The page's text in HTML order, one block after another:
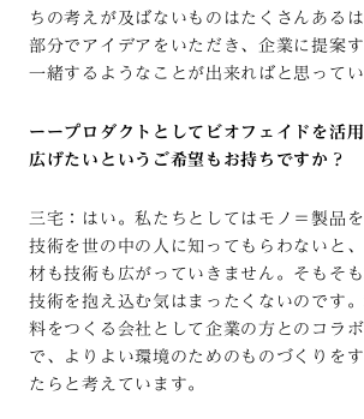
ちの考えが及ばないものはたくさんある
部分でアイデアをいただき、企業に提案
一緒するようなことが出来ればと思ってい
ーープロダクトとしてビオフェイドを活
広げたいというご希望もお持ちですか？
三宅：はい。私たちとしてはモノ＝製品
技術を世の中の人に知ってもらわないと
材も技術も広がっていきません。そもそ
技術を抱え込む気はまったくないのです
料をつくる会社として企業の方とのコラ
で、よりよい環境のためのものづくりを
たらと考えています。